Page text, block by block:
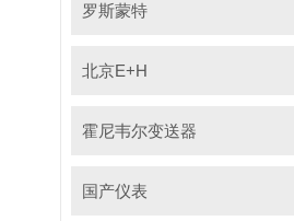
罗斯蒙特
北京E+H
霍尼韦尔变送器
国产仪表